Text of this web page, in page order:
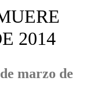
2014
marzo de